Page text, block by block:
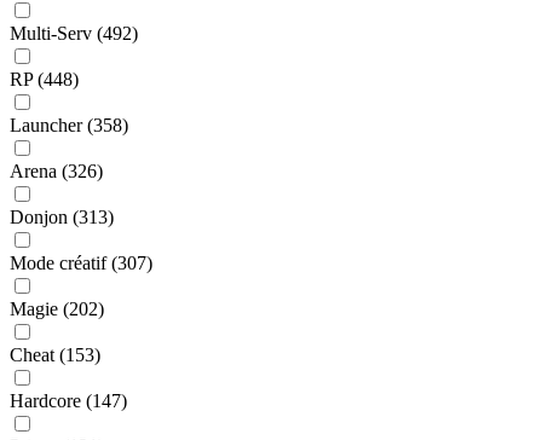
Multi-Serv (492)
RP(448)
Launcher(358)
Arena (326)
Donjon (313)
Mode créatif(307)
Magie (202)
Cheat (153)
Hardcore (147)